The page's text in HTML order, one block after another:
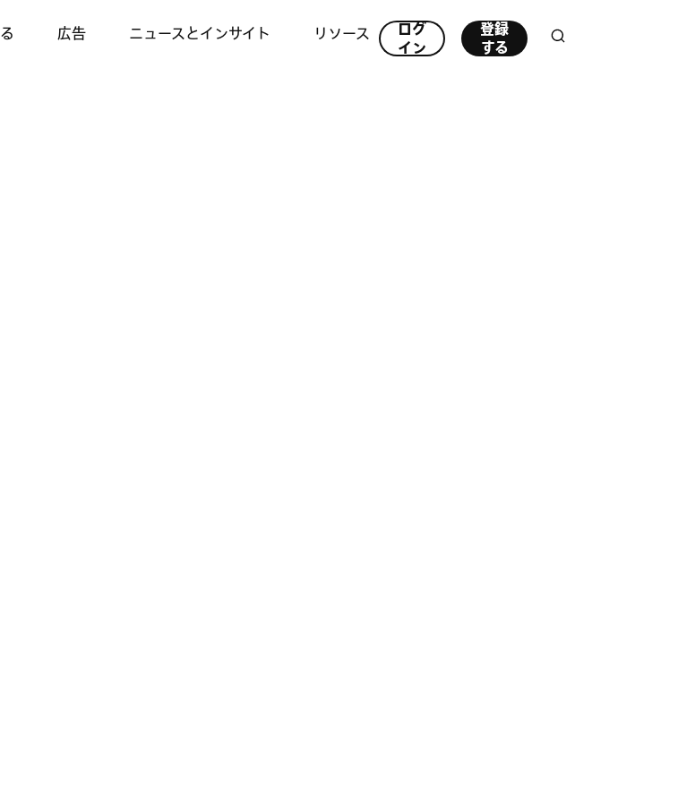
広告 ニュースとインサイト リソース
ログ
イン
登録
する